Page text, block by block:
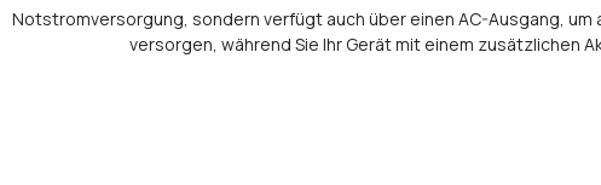
Notstromversorgung, sondern verfügt auch über einen AC-Ausgang, um
versorgen, während Sie Ihr Gerät mit einem zusätzlichen